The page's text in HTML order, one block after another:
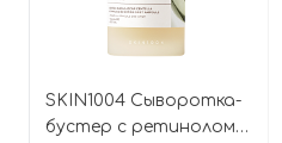
SKIN1004 Сыворотка-
бустер с ретинолом и